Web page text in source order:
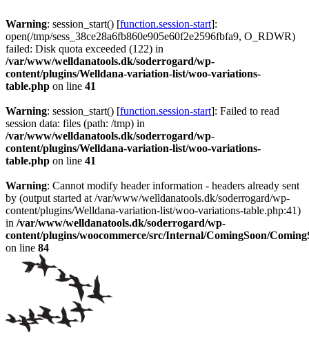
Warning: session_start() [function.session-start]:
open(/tmp/sess_38ce28a6fb860e905e60f2e2596fbfa9, O_RDWR)
failed: Disk quota exceeded (122) in
/var/www/welldanatools.dk/soderrogard/wp-
content/plugins/Welldana-variation-list/woo-variations-
table.php on line 41
Warning: session_start() [function.session-start]: Failed to read
session data: files (path: /tmp) in
/var/www/welldanatools.dk/soderrogard/wp-
content/plugins/Welldana-variation-list/woo-variations-
table.php on line 41
Warning: Cannot modify header information - headers already sent
by (output started at /var/www/welldanatools.dk/soderrogard/wp-
content/plugins/Welldana-variation-list/woo-variations-table.php:41)
in /var/www/welldanatools.dk/soderrogard/wp-
content/plugins/woocommerce/src/Internal/ComingSoon/
on line 84